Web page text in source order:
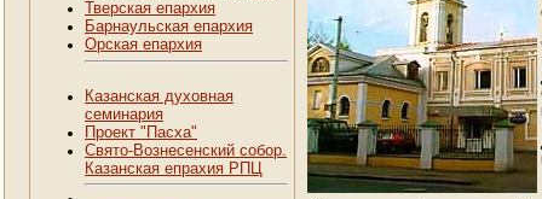
Тверская епархия
Барнаульская епархия
Орская епархия
Казанская духовная
семинария
Проект "Пасха"
Свято-Вознесенский собор.
Казанская епрахия РПЦ